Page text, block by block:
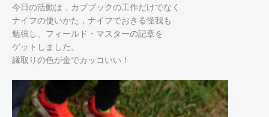
今日の活動は，カブブックの工作だけでなく
ナイフの使いかた，ナイフでおきる怪我も
勉強し、フィールド・マスターの記章を
ゲットしました。
縁取りの色が金でカッコいい！